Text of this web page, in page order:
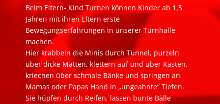
Beim Eltern- Kind Turnen können Kinder ab 1,5
Jahren mit ihren Eltern erste
Bewegungserfahrungen in unserer Turnhalle
machen.
Hier krabbeln die Minis durch Tunnel, purzeln
über dicke Matten, klettern auf und über Kästen,
kriechen über schmale Bänke und springen an
Mamas oder Papas Hand in „ungeahnte“ Tiefen.
Sie hüpfen durch Reifen, lassen bunte Bälle